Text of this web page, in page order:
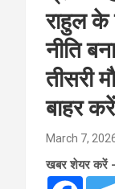
राहुल के
नीति
तीसरी
बाहर
March 7,
खबर शेयर करें -